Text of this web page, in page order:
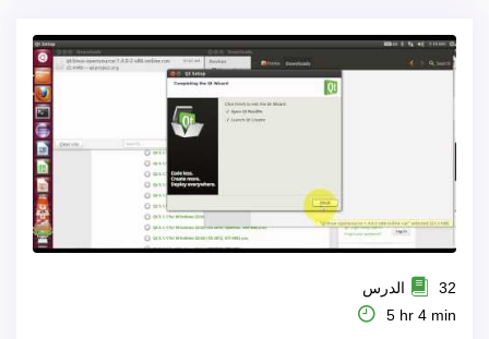
32 الدرس
5 hr 4 min